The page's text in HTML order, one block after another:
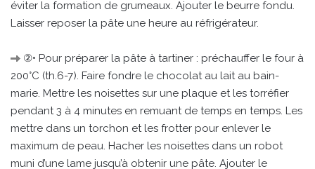
éviter la formation de grumeaux. Ajouter le beurre fondu.
Laisser reposer la pâte une heure au réfrigérateur.
②• Pour préparer la pâte à tartiner : préchauffer le four à
200°C (th.6-7). Faire fondre le chocolat au lait au bain-
marie. Mettre les noisettes sur une plaque et les torréfier
pendant 3 à 4 minutes en remuant de temps en temps. Les
mettre dans un torchon et les frotter pour enlever le
maximum de peau. Hacher les noisettes dans un robot
muni d’une lame jusqu’à obtenir une pâte. Ajouter le